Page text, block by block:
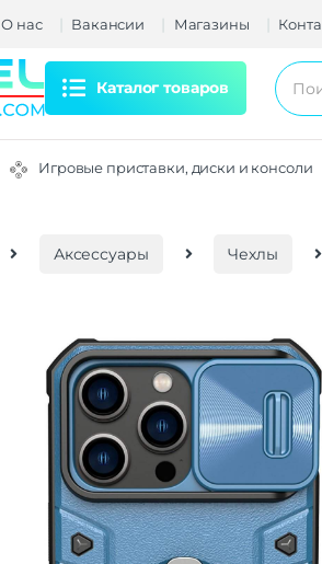
О нас Вакансии Магазины
Каталог товаров
Игровые приставки, диски и консоли
Аксессуары Чехлы